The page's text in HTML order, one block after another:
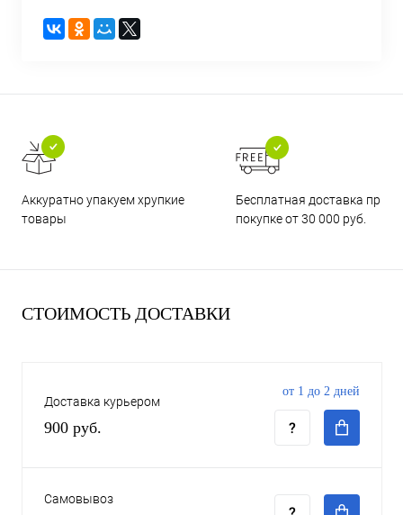
Аккуратно упакуем хрупкие
товары
Бесплатная доставка при
покупке от 30 000 руб.
СТОИМОСТЬ ДОСТАВКИ
Доставка курьером
900 руб.
от 1 до 2 дней
Самовывоз